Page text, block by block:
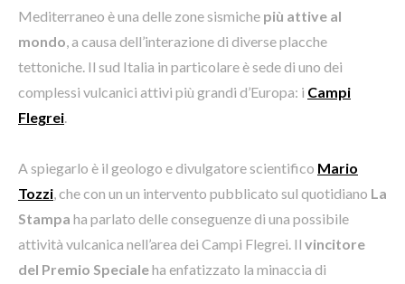
Mediterraneo è una delle zone sismiche più attive al
mondo, a causa dell’interazione di diverse placche
tettoniche. Il sud Italia in particolare è sede di uno dei
complessi vulcanici attivi più grandi d’Europa: i Campi
Flegrei.
A spiegarlo è il geologo e divulgatore scientifico Mario
Tozzi, che con un un intervento pubblicato sul quotidiano La
Stampa ha parlato delle conseguenze di una possibile
attività vulcanica nell’area dei Campi Flegrei. Il vincitore
del Premio Specialeha enfatizzato la minaccia di